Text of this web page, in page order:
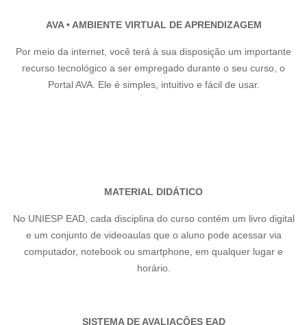
AVA • AMBIENTE VIRTUAL DE APRENDIZAGEM
Por meio da internet, você terá à sua disposição um importante
recurso tecnológico a ser empregado durante o seu curso, o
Portal AVA. Ele é simples, intuitivo e fácil de usar.
MATERIAL DIDÁTICO
No UNIESP EAD, cada disciplina do curso contém um livro digital
e um conjunto de videoaulas que o aluno pode acessar via
computador, notebook ou smartphone, em qualquer lugar e
horário.
SISTEMA DE AVALIAÇÕES EAD